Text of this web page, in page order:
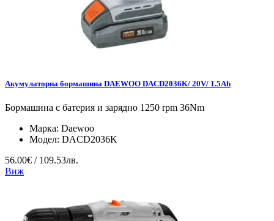
Акумулаторна бормашина DAEWOO DACD2036K/ 20V/ 1.5Ah
Бормашина с батерия и зарядно 1250 rpm 36Nm
Марка: Daewoo
Модел: DACD2036K
56.00€ / 109.53лв.
Виж